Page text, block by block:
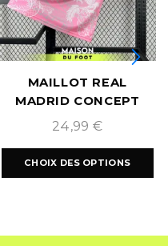
MAILLOT REAL
MADRID CONCEPT
DRAGON ROSE
24,99 €
CHOIX DES OPTIONS